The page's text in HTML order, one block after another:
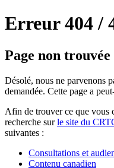
Erreur 404 /
Page non
Désolé, nous ne parvenons
demandée. Cette page a
Afin de trouver ce que vous
recherche surle site du
suivantes :
Consultations et
Contenu canadien